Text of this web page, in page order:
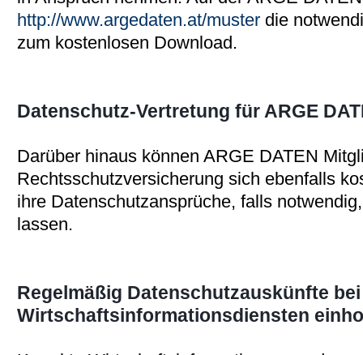
http://www.argedaten.at/muster die
zum kostenlosen Download.
Datenschutz-Vertretung für ARGE
Darüber hinaus können ARGE DATEN
Rechtsschutzversicherung sich ebenfalls
ihre Datenschutzansprüche, falls
lassen.
Regelmäßig Datenschutzauskünfte bei
Wirtschaftsinformationsdiensten